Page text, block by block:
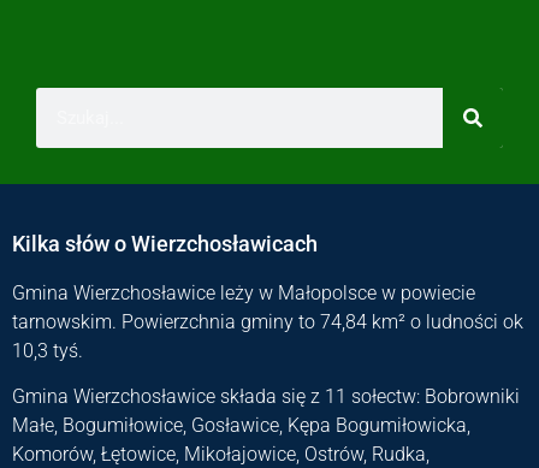
Kilka słów o Wierzchosławicach
Gmina Wierzchosławice leży w Małopolsce w powiecie
tarnowskim. Powierzchnia gminy to 74,84 km² o ludności ok
10,3 tyś.
Gmina Wierzchosławice składa się z 11 sołectw: Bobrowniki
Małe, Bogumiłowice, Gosławice, Kępa Bogumiłowicka,
Komorów, Łętowice, Mikołajowice, Ostrów, Rudka,